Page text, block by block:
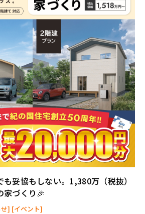
妥協もしない。1,380万（税抜）
家づくり🎉
] [イベント]